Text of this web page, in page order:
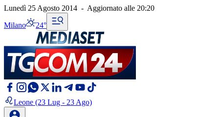
Lunedì 25 Agosto 2014 - Aggiornato alle 20:20
Milano 24°
Leone (23 Lug - 23 Ago)